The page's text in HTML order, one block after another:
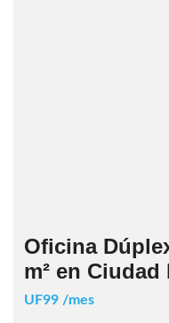
Oficina
m² en Ciudad
UF99 /mes